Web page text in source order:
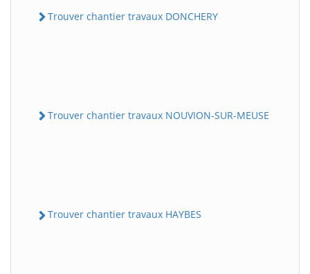
Trouver chantier travaux DONCHERY
Trouver chantier travaux NOUVION-SUR-MEUSE
Trouver chantier travaux HAYBES